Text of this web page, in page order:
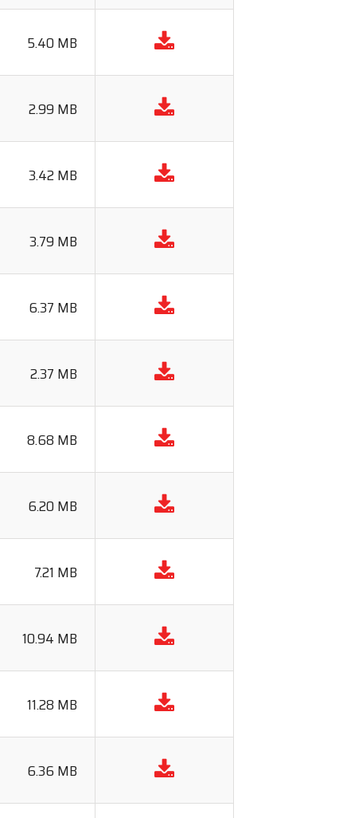
5.40 MB
2.99 MB
3.42 MB
3.79 MB
6.37 MB
2.37 MB
8.68 MB
6.20 MB
7.21 MB
10.94 MB
11.28 MB
6.36 MB